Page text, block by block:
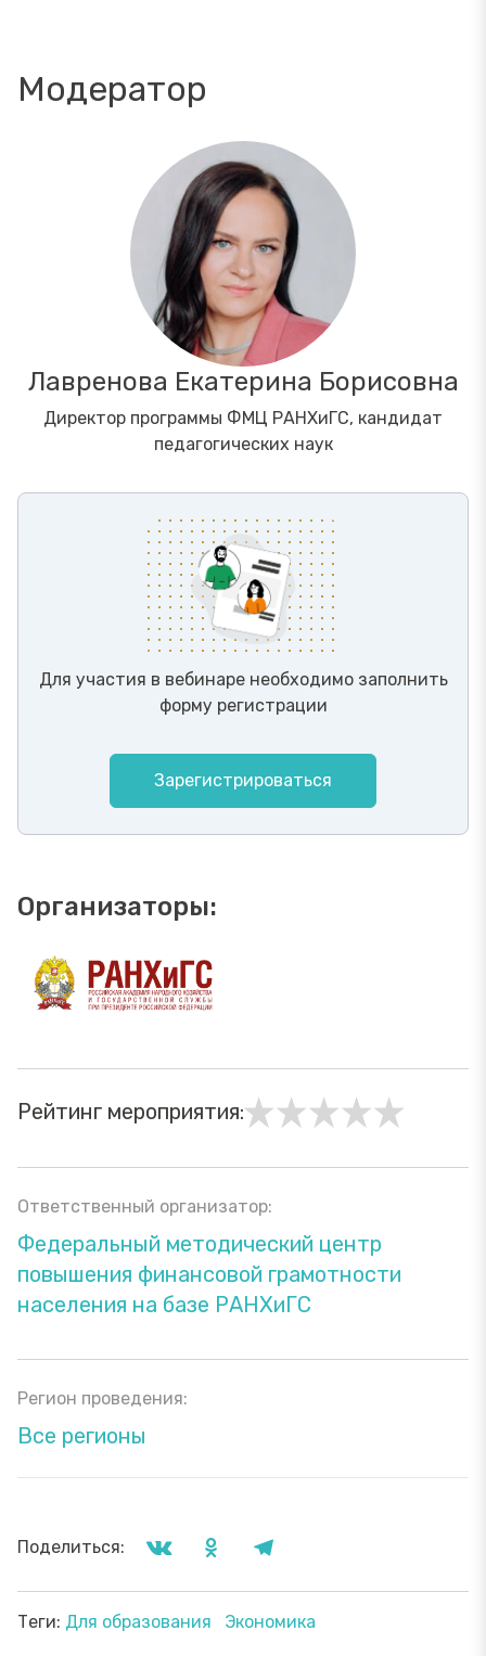
Модератор
Лавренова Екатерина Борисовна
Директор программы ФМЦ РАНХиГС, кандидат
педагогических наук
Для участия в вебинаре необходимо заполнить
форму регистрации
Зарегистрироваться
Организаторы:
Рейтинг мероприятия:
Ответственный организатор:
Федеральный методический центр
повышения финансовой грамотности
населения на базе РАНХиГС
Регион проведения:
Все регионы
Поделиться:
Теги: Для образования Экономика